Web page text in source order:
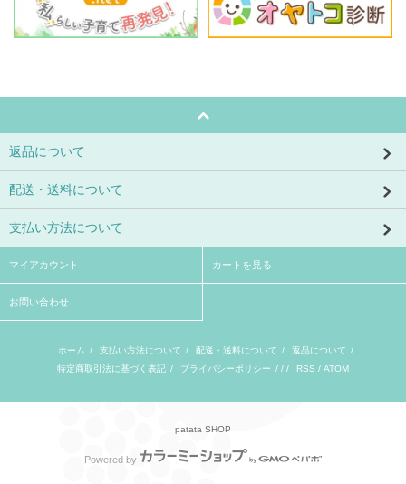
返品について
配送・送料について
支払い方法について
マイアカウント カートを見る
お問い合わせ
ホーム / 支払い方法について / 配送・送料について / 返品について /
特定商取引法に基づく表記 / プライバシーポリシー / / / RSS / ATOM
patata SHOP
Powered by